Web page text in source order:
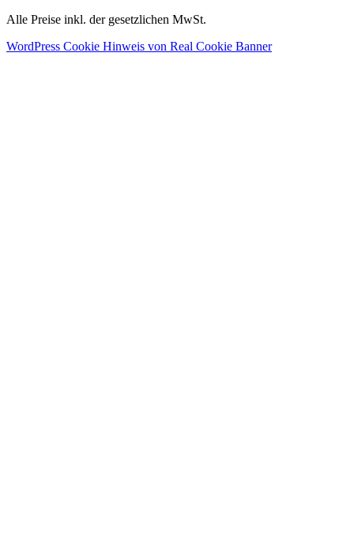
Alle Preise inkl. der gesetzlichen MwSt.
WordPress Cookie Hinweis von Real Cookie Banner